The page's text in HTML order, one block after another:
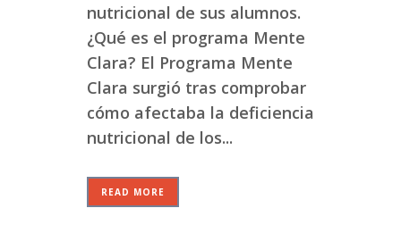
nutricional de sus alumnos.
¿Qué es el programa Mente
Clara? El Programa Mente
Clara surgió tras comprobar
cómo afectaba la deficiencia
nutricional de los...
READ MORE